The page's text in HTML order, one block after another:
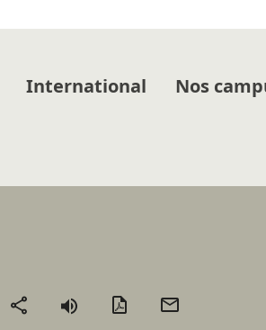
International Nos
Partager
Version